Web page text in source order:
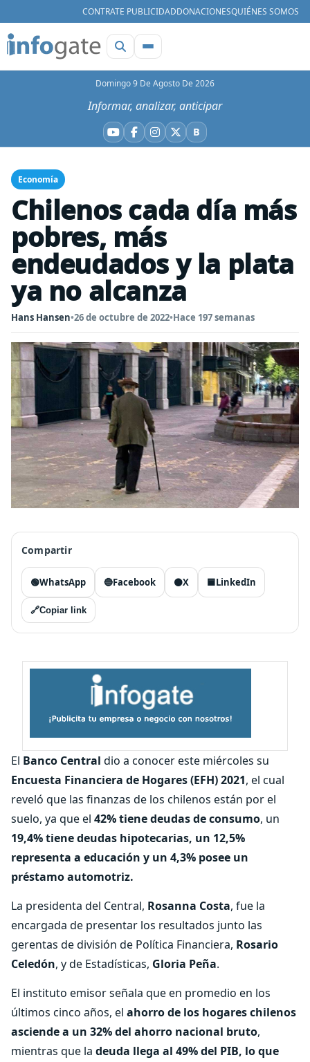
CONTRATE PUBLICIDADDONACIONESQUIÉNES SOMOS
Domingo 9 De Agosto De 2026
Informar, analizar, anticipar
YouTube
Facebook
Instagram
X BBluesky
Economía
Chilenos cada día más
pobres, más
endeudados y la plata
ya no alcanza
Hans Hansen•26 de octubre de 2022•Hace 197 semanas
Compartir
🟢WhatsApp 🔵Facebook ⚫X 🟦LinkedIn
🔗Copiar link
El Banco Central dio a conocer este miércoles su
Encuesta Financiera de Hogares (EFH) 2021, el cual
reveló que las finanzas de los chilenos están por el
suelo, ya que el 42% tiene deudas de consumo, un
19,4% tiene deudas hipotecarias, un 12,5%
representa a educación y un 4,3% posee un
préstamo automotriz.
La presidenta del Central, Rosanna Costa, fue la
encargada de presentar los resultados junto las
gerentas de división de Política Financiera, Rosario
Celedón, y de Estadísticas, Gloria Peña.
El instituto emisor señala que en promedio en los
últimos cinco años, el ahorro de los hogares chilenos
asciende a un 32% del ahorro nacional bruto,
mientras que la deuda llega al 49% del PIB, lo que